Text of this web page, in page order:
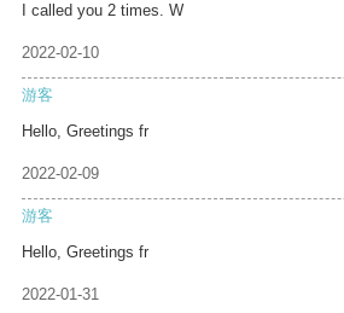
I called you 2 times. W
2022-02-10
游客
Hello, Greetings fr
2022-02-09
游客
Hello, Greetings fr
2022-01-31